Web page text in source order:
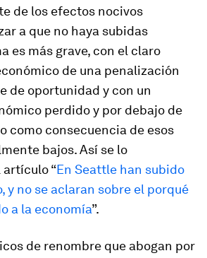
de los efectos nocivos
a que no haya subidas
es más grave, con el claro
de una penalización
de oportunidad y con un
perdido y por debajo de
como consecuencia de esos
bajos. Así se lo
artículo “En Seattle han subido
y no se aclaran sobre el porqué
a la economía”.
de renombre que abogan por